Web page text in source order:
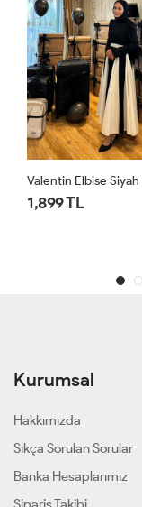
RAB Dantelli Elbise
1,650 TL
Kurumsal
Hakkımızda
Sıkça Sorulan Sorular
Banka Hesaplarımız